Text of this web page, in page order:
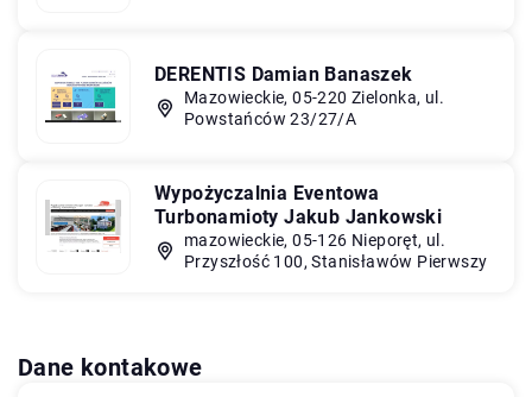
DERENTIS Damian Banaszek
Mazowieckie, 05-220 Zielonka, ul.
Powstańców 23/27/A
Wypożyczalnia Eventowa
Turbonamioty Jakub Jankowski
mazowieckie, 05-126 Nieporęt, ul.
Przyszłość 100, Stanisławów Pierwszy
Dane kontakowe